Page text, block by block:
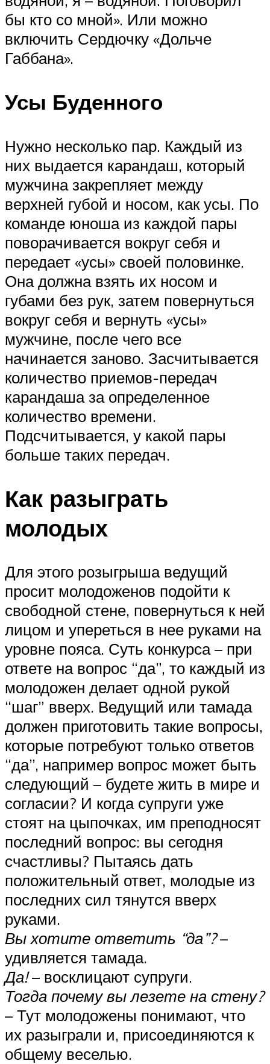
бы кто со мной». Или можно
включить Сердючку «Дольче
Габбана».
Усы Буденного
Нужно несколько пар. Каждый из
них выдается карандаш, который
мужчина закрепляет между
верхней губой и носом, как усы. По
команде юноша из каждой пары
поворачивается вокруг себя и
передает «усы» своей половинке.
Она должна взять их носом и
губами без рук, затем повернуться
вокруг себя и вернуть «усы»
мужчине, после чего все
начинается заново. Засчитывается
количество приемов-передач
карандаша за определенное
количество времени.
Подсчитывается, у какой пары
больше таких передач.
Как разыграть
молодых
Для этого розыгрыша ведущий
просит молодоженов подойти к
свободной стене, повернуться к ней
лицом и упереться в нее руками на
уровне пояса. Суть конкурса – при
ответе на вопрос “да”, то каждый из
молодожен делает одной рукой
“шаг” вверх. Ведущий или тамада
должен приготовить такие вопросы,
которые потребуют только ответов
“да”, например вопрос может быть
следующий – будете жить в мире и
согласии? И когда супруги уже
стоят на цыпочках, им преподносят
последний вопрос: вы сегодня
счастливы? Пытаясь дать
положительный ответ, молодые из
последних сил тянутся вверх
руками.
Вы хотите ответить “да”?–
удивляется тамада.
Да!– восклицают супруги.
Тогда почему вы лезете на стену?
– Тут молодожены понимают, что
их разыграли и, присоединяются к
общему веселью.